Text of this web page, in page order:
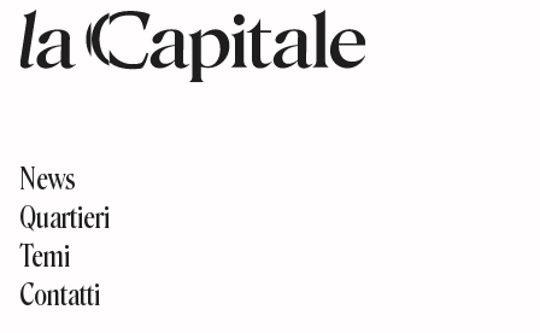
News
Quartieri
Temi
Contatti